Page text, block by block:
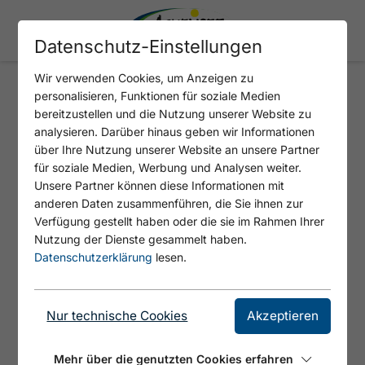
SCHÖNJOCHALM
Datenschutz-Einstellungen
Wir verwenden Cookies, um Anzeigen zu
personalisieren, Funktionen für soziale Medien
bereitzustellen und die Nutzung unserer Website zu
analysieren. Darüber hinaus geben wir Informationen
über Ihre Nutzung unserer Website an unsere Partner
für soziale Medien, Werbung und Analysen weiter.
Unsere Partner können diese Informationen mit
anderen Daten zusammenführen, die Sie ihnen zur
Verfügung gestellt haben oder die sie im Rahmen Ihrer
Nutzung der Dienste gesammelt haben.
Datenschutzerklärung lesen.
Nur technische Cookies Akzeptieren
Mehr über die genutzten Cookies erfahren